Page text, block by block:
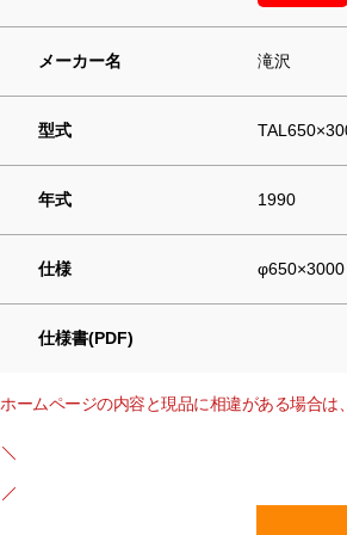
メーカー名 滝沢
型式
年式 1990
仕様
仕様書(PDF)
ホームページの内容と現品に相違がある場合は